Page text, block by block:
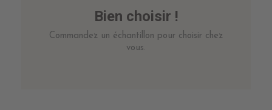
Bien choisir !
Commandez un échantillon pour choisir chez
vous.